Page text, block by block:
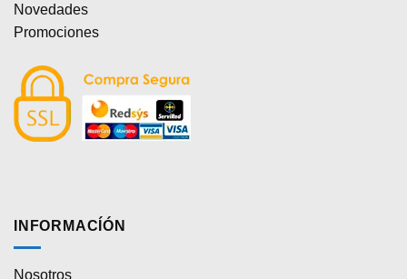
Novedades
Promociones
INFORMACÍÓN
Nosotros